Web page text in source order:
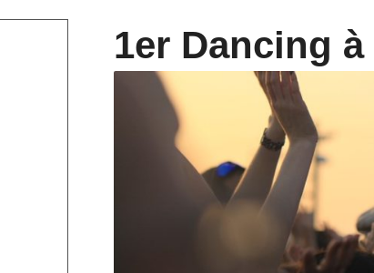
1er Dancing